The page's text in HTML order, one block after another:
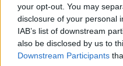
your opt-out. You may
disclosure of your personal
IAB’s list of downstream
also be disclosed by us to
Downstream Participants